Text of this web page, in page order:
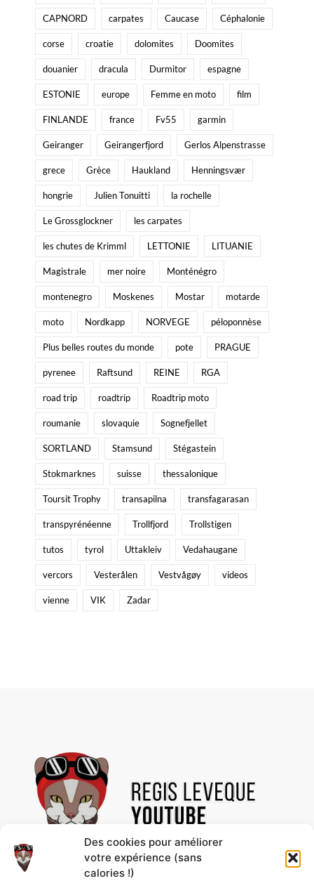
Des cookies pour améliorer
votre expérience (sans
calories !)
CAPNORD carpates Caucase Céphalonie
corse croatie dolomites Doomites
douanier dracula Durmitor espagne
ESTONIE europe Femme en moto film
FINLANDE france Fv55 garmin
Geiranger Geirangerfjord Gerlos Alpenstrasse
grece Grèce Haukland Henningsvær
hongrie Julien Tonuitti la rochelle
Le Grossglockner les carpates
les chutes de Krimml LETTONIE LITUANIE
Magistrale mer noire Monténégro
montenegro Moskenes Mostar motarde
moto Nordkapp NORVEGE péloponnèse
Plus belles routes du monde pote PRAGUE
pyrenee Raftsund REINE RGA
road trip roadtrip Roadtrip moto
roumanie slovaquie Sognefjellet
SORTLAND Stamsund Stégastein
Stokmarknes suisse thessalonique
Toursit Trophy transapilna transfagarasan
transpyrénéenne Trollfjord Trollstigen
tutos tyrol Uttakleiv Vedahaugane
vercors Vesterålen Vestvågøy videos
vienne VIK Zadar